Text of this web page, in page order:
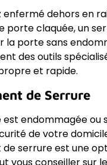
enfermé dehors en
porte claquée, un
la porte sans
des outils
et rapide.
de Serrure
endommagée ou
de votre
serrure est une